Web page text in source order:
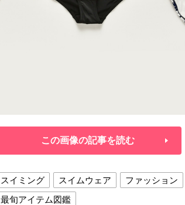
この画像の記事を読む
スイミング スイムウェア ファッション
最旬アイテム図鑑